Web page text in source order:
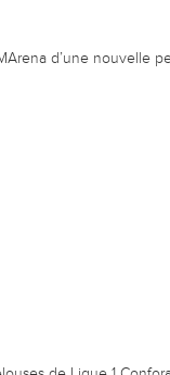
d’une nouvelle